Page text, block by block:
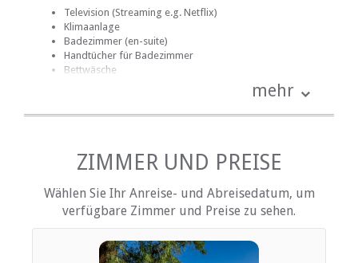
Television (Streaming e.g. Netflix)
Klimaanlage
Badezimmer (en-suite)
Handtücher für Badezimmer
Bettwäsche
Internetverbindung (drahtlos)
EINRICHTUNGEN AUF DEM GELÄNDE
Kinderfreundlich (alle Altersgruppen)
Parkplatz (abseits der Straße)
Rauchen: Nicht drinnen
Schwimmbad
mehr
ZIMMER UND PREISE
Wählen Sie Ihr Anreise- und Abreisedatum, um
verfügbare Zimmer und Preise zu sehen.